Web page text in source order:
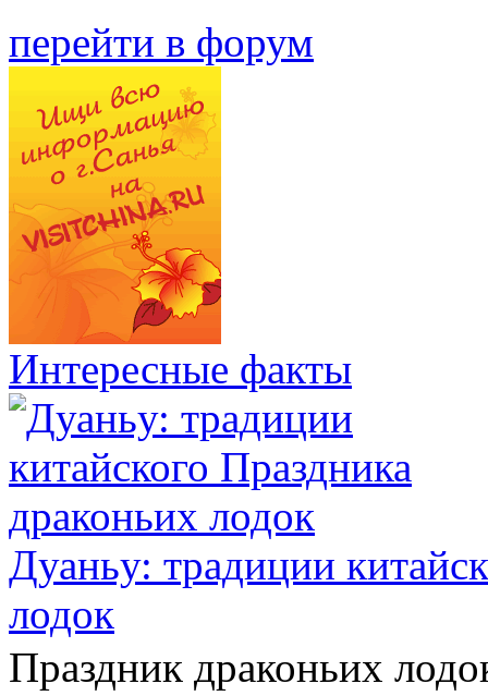
перейти в форум
Интересные факты
Дуаньу: традиции
лодок
Праздник драконьих